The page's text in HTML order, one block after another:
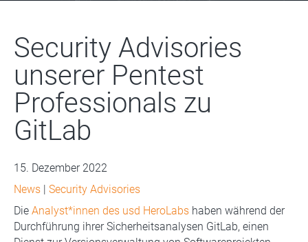
Security Advisories
unserer Pentest
Professionals zu
GitLab
15. Dezember 2022
News
Security Advisories
Die Analyst*innen des usd HeroLabs haben während der
Durchführung ihrer Sicherheitsanalysen GitLab, einen